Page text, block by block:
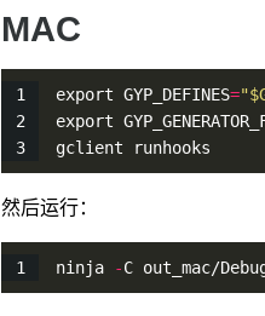
MAC
export GYP_DEFINES=
export
gclient runhooks
然后运行：
ninja -C out_mac/